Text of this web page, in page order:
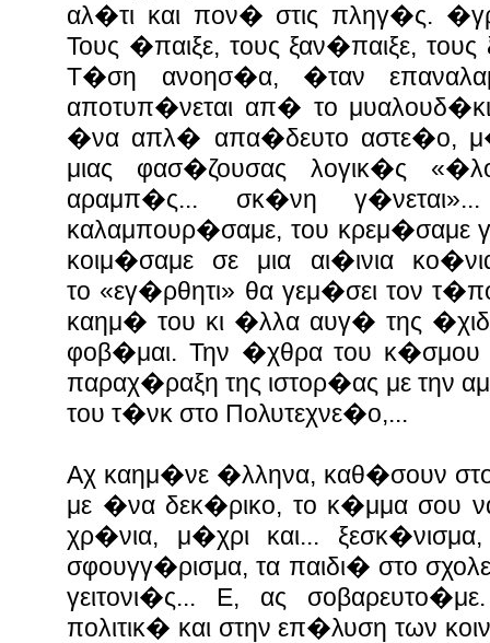
αλ�τι και πον� στις πληγ�ς.
Τους �παιξε, τους ξαν�παιξε,
Τ�ση ανοησ�α, �ταν
αποτυπ�νεται απ� το
�να απλ� απα�δευτο αστε�ο,
μιας φασ�ζουσας λογικ�ς «
αραμπ�ς... σκ�νη γ�νεται»
καλαμπουρ�σαμε, του κρεμ�σαμε
κοιμ�σαμε σε μια αι�ινια
το «εγ�ρθητι» θα γεμ�σει τον
καημ� του κι �λλα αυγ� της
φοβ�μαι. Την �χθρα του κ�σμου
παραχ�ραξη της ιστορ�ας με την
του τ�νκ στο Πολυτεχνε�ο,...
Αχ καημ�νε �λληνα, καθ�σουν
με �να δεκ�ρικο, το κ�μμα σου
χρ�νια, μ�χρι και...
σφουγγ�ρισμα, τα παιδι� στο
γειτονι�ς... Ε, ας
πολιτικ� και στην επ�λυση των